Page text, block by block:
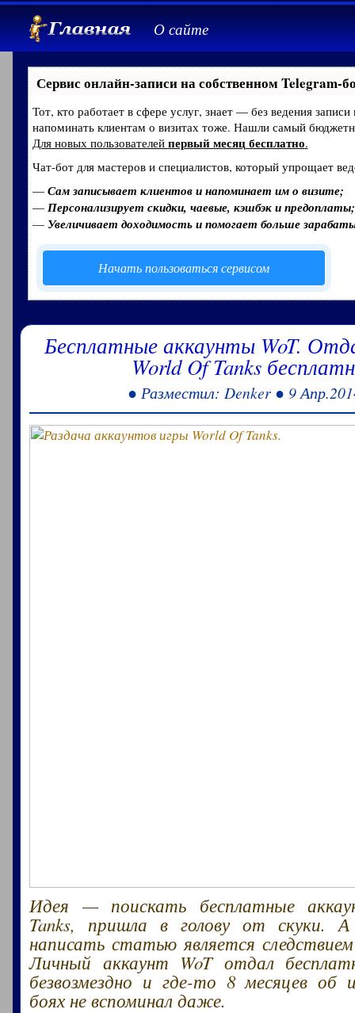
О сайте
Сервис онлайн-записи на собственном Telegram-
Тот, кто работает в сфере услуг, знает — без ведения
напоминать клиентам о визитах тоже. Нашли самый
Для новых пользователей первый месяц бесплатно.
Чат-бот для мастеров и специалистов, который упрощает
— Сам записывает клиентов и напоминает им о визите;
— Персонализирует скидки, чаевые, кэшбэк и предоплаты;
— Увеличивает доходимость и помогает больше
Начать пользоваться сервисом
Бесплатные аккаунты WoT.
World Of Tanks
● Разместил: Denker ● 9
Идея — поискать бесплатные
Tanks, пришла в голову от скуки.
написать статью является
Личный аккаунт WoT отдал
безвозмездно и где-то 8 месяцев об
боях не вспоминал даже.